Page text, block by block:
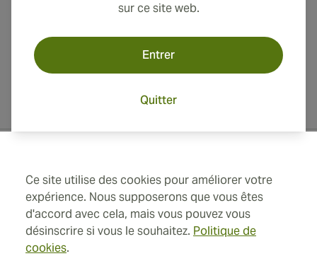
Ce site utilise des cookies pour améliorer votre
expérience. Nous supposerons que vous êtes
d'accord avec cela, mais vous pouvez vous
désinscrire si vous le souhaitez. Politique de
cookies.
sur ce site web.
Entrer
Quitter
Toll Free +1 (850) 364 4421